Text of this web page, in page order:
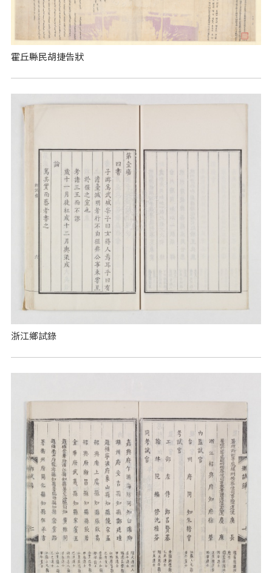
霍丘縣民胡捷告狀
浙江鄉試錄